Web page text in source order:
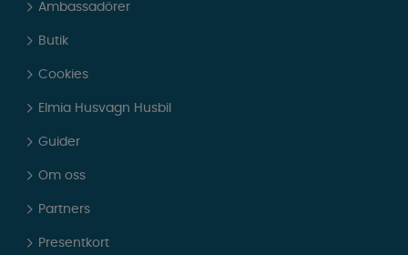
Ambassadörer
Butik
Cookies
Elmia Husvagn Husbil
Guider
Om oss
Partners
Presentkort